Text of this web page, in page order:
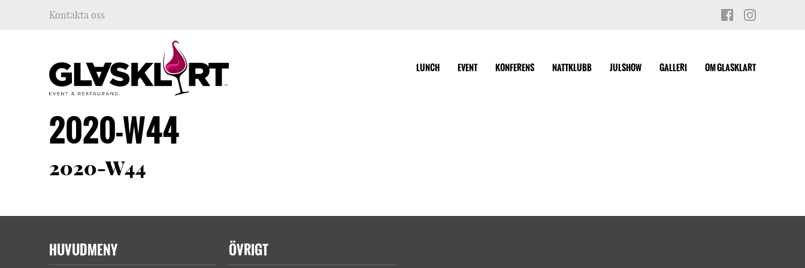
Kontakta oss
LUNCH EVENT KONFERENS NATTKLUBB JULSHOW GALLERI OM GLASKLART
2020-W44
2020-W44
HUVUDMENY ÖVRIGT